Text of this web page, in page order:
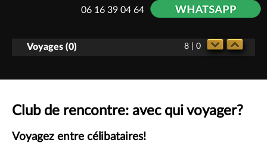
06 16 39 04 64
Voyages (0) 8 | 0
Club de rencontre: avec qui voyager?
Voyagez entre célibataires!